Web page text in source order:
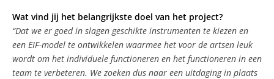
Wat vind jij het belangrijkste doel van het project?
“Dat we er goed in slagen geschikte instrumenten te kiezen en
een EIF-model te ontwikkelen waarmee het voor de artsen leuk
wordt om het individuele functioneren en het functioneren in een
team te verbeteren. We zoeken dus naar een uitdaging in plaats